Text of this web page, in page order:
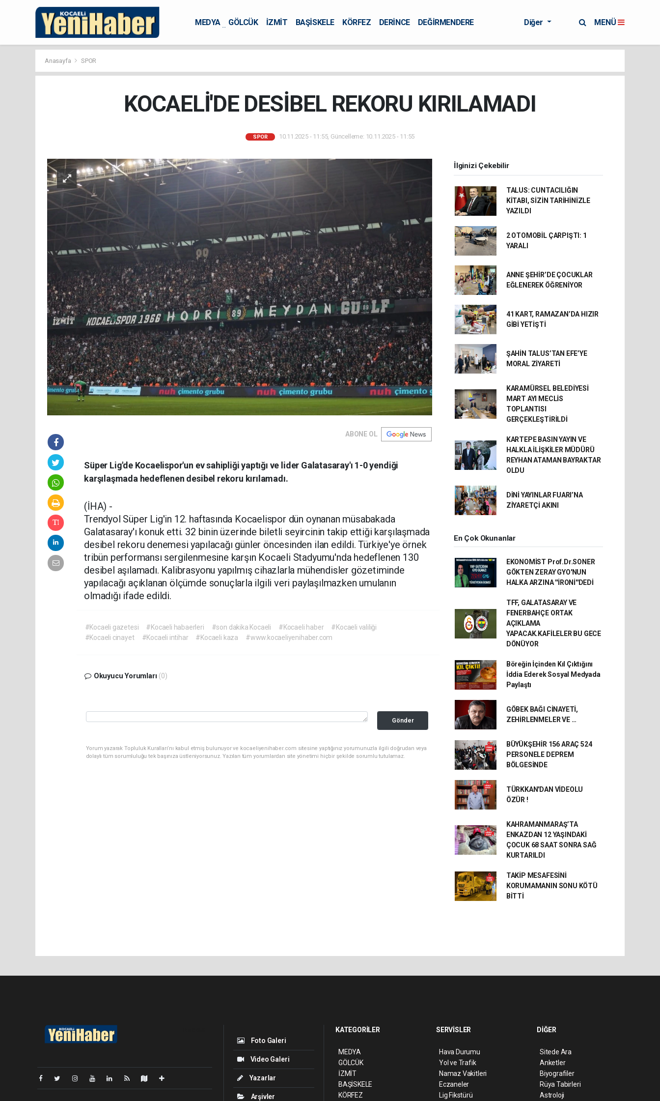
MEDYA GÖLCÜK İZMİT BAŞİSKELE KÖRFEZ DERİNCE
DEĞİRMENDERE
Diğer MENÜ
Anasayfa SPOR
KOCAELİ'DE DESİBEL REKORU KIRILAMADI
SPOR 10.11.2025 - 11:55, Güncelleme: 10.11.2025 - 11:55
ABONE OL
Süper Lig'de Kocaelispor'un ev sahipliği yaptığı ve lider Galatasaray'ı 1-0 yendiği
karşılaşmada hedeflenen desibel rekoru kırılamadı.
(İHA) -
Trendyol Süper Lig'in 12. haftasında Kocaelispor dün oynanan müsabakada
Galatasaray'ı konuk etti. 32 binin üzerinde biletli seyircinin takip ettiği karşılaşmada
desibel rekoru denemesi yapılacağı günler öncesinden ilan edildi. Türkiye'ye örnek
tribün performansı sergilenmesine karşın Kocaeli Stadyumu'nda hedeflenen 130
desibel aşılamadı. Kalibrasyonu yapılmış cihazlarla mühendisler gözetiminde
yapılacağı açıklanan ölçümde sonuçlarla ilgili veri paylaşılmazken umulanın
olmadığı ifade edildi.
#Kocaeli gazetesi #Kocaeli habaerleri #son dakika Kocaeli #Kocaeli haber
#Kocaeli valiliği
#Kocaeli cinayet
#Kocaeli intihar #Kocaeli kaza #www.kocaeliyenihaber.com
Okuyucu Yorumları (0)
Gönder
Yorum yazarak Topluluk Kuralları’nı kabul etmiş bulunuyor ve kocaeliyenihaber.com sitesine yaptığınız yorumunuzla ilgili doğrudan veya
dolaylı tüm sorumluluğu tek başınıza üstleniyorsunuz. Yazılan tüm yorumlardan site yönetimi hiçbir şekilde sorumlu tutulamaz.
İlginizi Çekebilir
TALUS: CUNTACILIĞIN
KİTABI, SİZİN TARİHİNİZLE
YAZILDI
2 OTOMOBİL ÇARPIŞTI: 1
YARALI
ANNE ŞEHİR’DE ÇOCUKLAR
EĞLENEREK ÖĞRENİYOR
41 KART, RAMAZAN’DA HIZIR
GİBİ YETİŞTİ
ŞAHİN TALUS’TAN EFE’YE
MORAL ZİYARETİ
KARAMÜRSEL BELEDİYESİ
MART AYI MECLİS
TOPLANTISI
GERÇEKLEŞTİRİLDİ
KARTEPE BASIN YAYIN VE
HALKLA İLİŞKİLER MÜDÜRÜ
REYHAN ATAMAN BAYRAKTAR
OLDU
DİNİ YAYINLAR FUARI’NA
ZİYARETÇİ AKINI
En Çok Okunanlar
EKONOMİST Prof.Dr.SONER
GÖKTEN ZERAY GYO'NUN
HALKA ARZINA ''İRONİ''DEDİ
TFF, GALATASARAY VE
FENERBAHÇE ORTAK
AÇIKLAMA
YAPACAK.KAFİLELER BU GECE
DÖNÜYOR
Böreğin İçinden Kıl Çıktığını
İddia Ederek Sosyal Medyada
Paylaştı
GÖBEK BAĞI CİNAYETİ,
ZEHİRLENMELER VE …
BÜYÜKŞEHİR 156 ARAÇ 524
PERSONELE DEPREM
BÖLGESİNDE
TÜRKKAN'DAN VİDEOLU
ÖZÜR !
KAHRAMANMARAŞ’TA
ENKAZDAN 12 YAŞINDAKİ
ÇOCUK 68 SAAT SONRA SAĞ
KURTARILDI
TAKİP MESAFESİNİ
KORUMAMANIN SONU KÖTÜ
BİTTİ
Foto Galeri
Video Galeri
Yazarlar
Arşivler
KATEGORİLER
MEDYA
GÖLCÜK
İZMİT
BAŞİSKELE
KÖRFEZ
SERVİSLER
Hava Durumu
Yol ve Trafik
Namaz Vakitleri
Eczaneler
Lig Fikstürü
DİĞER
Sitede Ara
Anketler
Biyografiler
Rüya Tabirleri
Astroloji